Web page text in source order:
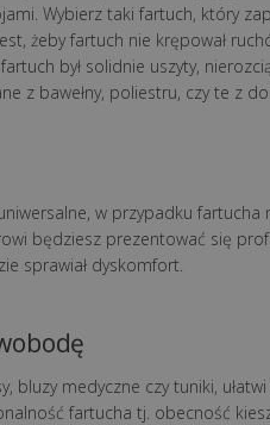
Wybierz taki fartuch, który
żeby fartuch nie krępował
był solidnie uszyty,
z bawełny, poliestru, czy te z
w przypadku
będziesz prezentować się
sprawiał dyskomfort.
medyczne czy tuniki,
fartucha tj. obecność